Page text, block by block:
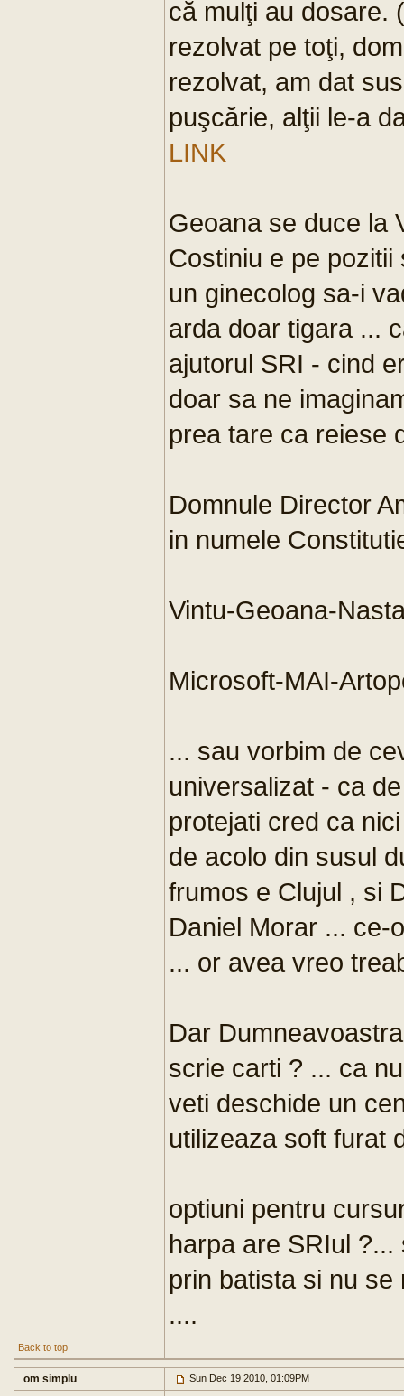
că mulţi au dosare.
rezolvat pe toţi,
rezolvat, am dat
puşcărie, alţii le-a
LINK
Geoana se duce la
Costiniu e pe
un ginecolog sa-i
arda doar tigara ...
ajutorul SRI - cind
doar sa ne
prea tare ca reiese
Domnule Director
in numele
Vintu-Geoana-
Microsoft-MAI-
... sau vorbim de
universalizat - ca
protejati cred ca
de acolo din susul
frumos e Clujul , si
Daniel Morar ... ce-
... or avea vreo
Dar
scrie carti ? ... ca
veti deschide un
utilizeaza soft furat
optiuni pentru
harpa are SRIul
prin batista si nu
....
Back to top
om simplu Sun Dec 19 2010, 01:09PM